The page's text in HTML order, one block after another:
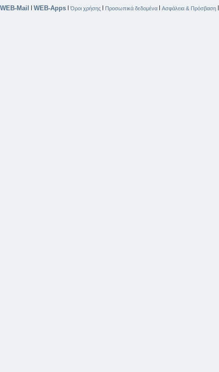
WEB-Mail | WEB-Apps |Όροι χρήσης | Προσωπικά δεδομένα | Ασφάλεια & Πρόσβαση